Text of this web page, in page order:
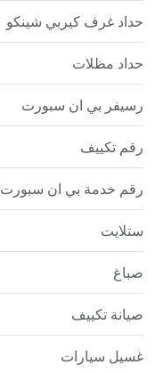
حداد غرف كيربي شينكو
حداد مظلات
رسيفر بي ان سبورت
رقم تكييف
رقم خدمة بي ان سبورت
ستلايت
صباغ
صيانة تكييف
غسيل سيارات